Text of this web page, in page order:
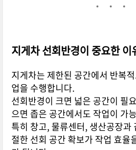
지게차 선회반경이 중요한
지게차는 제한된 공간에서 반복
업을 수행합니다.
선회반경이 크면 넓은 공간이 필
으면 좁은 공간에서도 작업이 가
특히 창고, 물류센터, 생산공장과
절한 선회 공간 확보가 작업 효율